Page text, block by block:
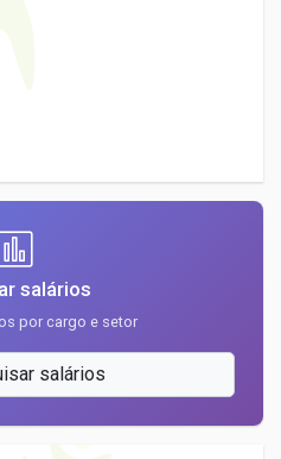
salários
por cargo e setor
salários